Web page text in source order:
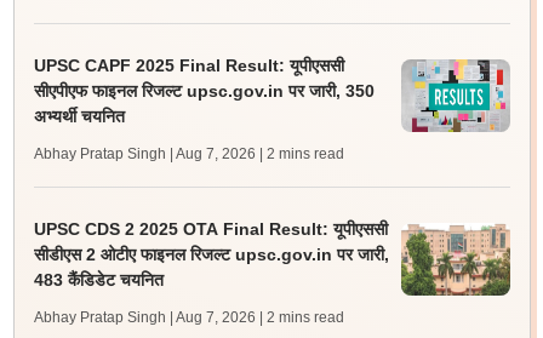
UPSC CAPF 2025 Final Result: यूपीएससी
सीएपीएफ फाइनल रिजल्ट upsc.gov.in पर जारी, 350
अभ्यर्थी चयनित
Abhay Pratap Singh | Aug 7, 2026 | 2 mins read
UPSC CDS 2 2025 OTA Final Result: यूपीएससी
सीडीएस 2 ओटीए फाइनल रिजल्ट upsc.gov.in पर जारी,
483 कैंडिडेट चयनित
Abhay Pratap Singh | Aug 7, 2026 | 2 mins read